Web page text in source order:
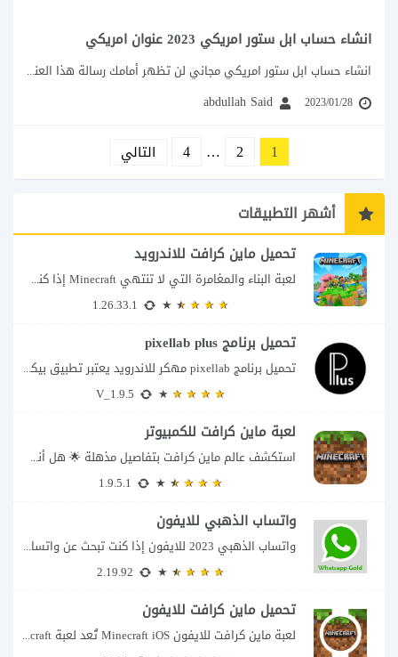
انشاء حساب ابل ستور امريكي 2023 عنوان امريكي
انشاء حساب ابل ستور امريكي مجاني لن تظهر أمامك رسالة هذا العنصر غير متاح...
2023/01/28
abdullah Said
1
2
…
4 التالي
أشهر التطبيقات
تحميل ماين كرافت للاندرويد
لعبة البناء والمغامرة التي لا تنتهي Minecraft إذا كنت تبحث عن لعبة تمنحك حرية...
تحميل برنامج pixellab plus
تحميل برنامج pixellab مهكر للاندرويد يعتبر تطبيق بيكسلاب من اشهر تطبيقات التعديل والتحرير، بحيث...
لعبة ماين كرافت للكمبيوتر
استكشف عالم ماين كرافت بتفاصيل مذهلة 🌟 هل أنت مستعد لمغامرة أكثر إثارة في...
واتساب الذهبي للايفون
واتساب الذهبي 2023 للايفون إذا كنت تبحث عن واتساب الذهبي للايفون فأنت في الموقع...
تحميل ماين كرافت للايفون
لعبة ماين كرافت للايفون Minecraft iOS تُعد لعبة Minecraft واحدة من أكثر الألعاب شعبية...